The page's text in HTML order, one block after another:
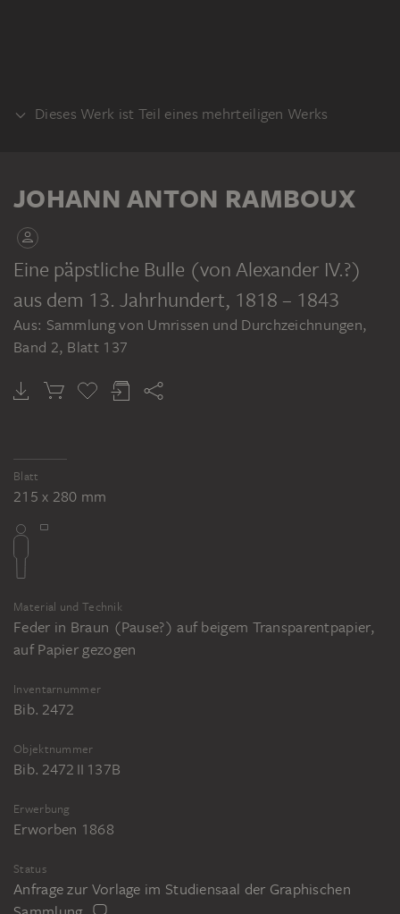
Dieses Werk ist Teil eines mehrteiligen Werks
JOHANN ANTON RAMBOUX
Sammlung von Umrissen und Durchzeichnungen, Band 2
JOHANN ANTON RAMBOUX
Eine päpstliche Bulle (von Alexander IV.?)
aus dem 13. Jahrhundert, 1818 – 1843
Aus: Sammlung von Umrissen und Durchzeichnungen,
Band 2, Blatt 137
Blatt
215 x 280 mm
Material und Technik
Feder in Braun (Pause?) auf beigem Transparentpapier,
auf Papier gezogen
Inventarnummer
Bib. 2472
Objektnummer
Bib. 2472 II 137B
Erwerbung
Erworben 1868
Status
Anfrage zur Vorlage im Studiensaal der Graphischen